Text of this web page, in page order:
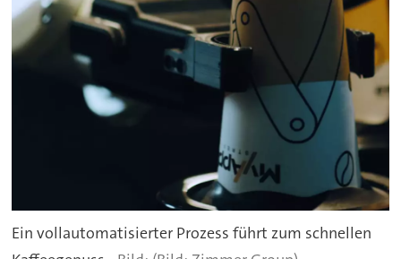
Ein vollautomatisierter Prozess führt zum schnellen